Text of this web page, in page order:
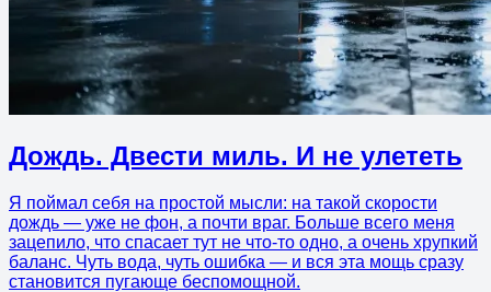
Дождь. Двести миль. И не улететь
Я поймал себя на простой мысли: на такой скорости
дождь — уже не фон, а почти враг. Больше всего меня
зацепило, что спасает тут не что-то одно, а очень хрупкий
баланс. Чуть вода, чуть ошибка — и вся эта мощь сразу
становится пугающе беспомощной.